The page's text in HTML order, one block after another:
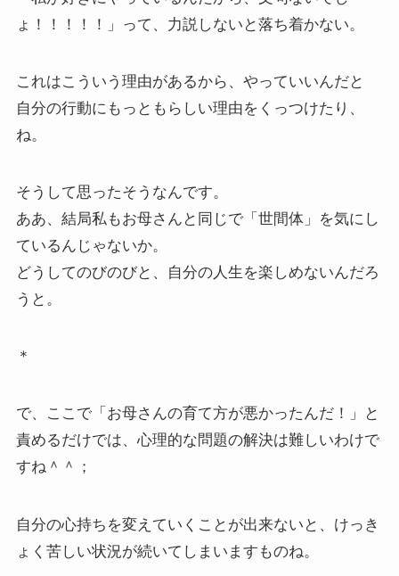
ょ！！！！！」って、力説しないと落ち着かない。
これはこういう理由があるから、やっていいんだと
自分の行動にもっともらしい理由をくっつけたり、
ね。
そうして思ったそうなんです。
ああ、結局私もお母さんと同じで「世間体」を気にし
ているんじゃないか。
どうしてのびのびと、自分の人生を楽しめないんだろ
うと。
＊
で、ここで「お母さんの育て方が悪かったんだ！」と
責めるだけでは、心理的な問題の解決は難しいわけで
すね＾＾；
自分の心持ちを変えていくことが出来ないと、けっき
ょく苦しい状況が続いてしまいますものね。